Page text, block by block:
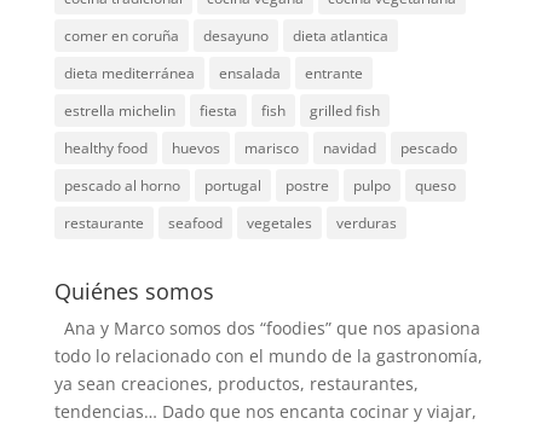
comer en coruña
desayuno
dieta atlantica
dieta mediterránea
ensalada
entrante
estrella michelin
fiesta fish
grilled fish
healthy food
huevos marisco navidad
pescado
pescado al horno
portugal postre pulpo
queso
restaurante
seafood vegetales verduras
Quiénes somos
Ana y Marco somos dos “foodies” que nos apasiona
todo lo relacionado con el mundo de la gastronomía,
ya sean creaciones, productos, restaurantes,
tendencias… Dado que nos encanta cocinar y viajar,